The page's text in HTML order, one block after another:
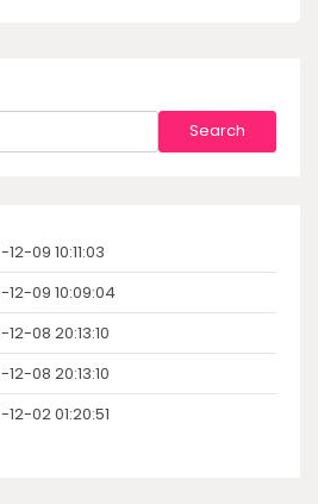
Search
09 10:11:03
12-09 10:09:04
08 20:13:10
08 20:13:10
02 01:20:51